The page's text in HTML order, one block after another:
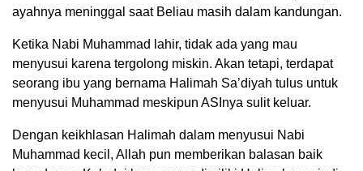
ayahnya meninggal saat Beliau masih dalam kandungan.
Ketika Nabi Muhammad lahir, tidak ada yang mau
menyusui karena tergolong miskin. Akan tetapi, terdapat
seorang ibu yang bernama Halimah Sa’diyah tulus untuk
menyusui Muhammad meskipun ASInya sulit keluar.
Dengan keikhlasan Halimah dalam menyusui Nabi
Muhammad kecil, Allah pun memberikan balasan baik